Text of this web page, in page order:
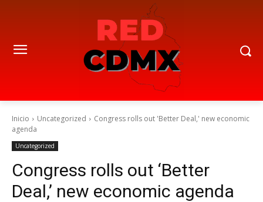
Inicio Uncategorized
Congress rolls out 'Better Deal,' new economic
agenda
Uncategorized
Congress rolls out ‘Better
Deal,’ new economic agenda